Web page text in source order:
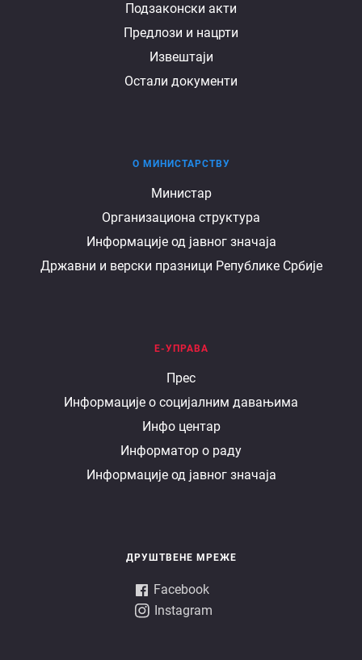
Подзаконски акти
Предлози и нацрти
Извештаји
Остали документи
министарству
О МИНИСТАРСТВУ
Министар
Организациона структура
Информације од јавног значаја
Државни и верски празници Републике Србије
Е-УПРАВА
Прес
Информације о социјалним давањима
Инфо центар
Информатор о раду
Информације од јавног значаја
ДРУШТВЕНЕ МРЕЖЕ
Facebook
Instagram